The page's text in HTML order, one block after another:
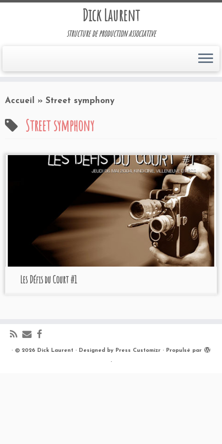
Dick Laurent
structure de production associative
Accueil » Street symphony
Street symphony
Programmation 2004au Kino-Ciné à Villeneuve
Les Défis du Court #1
· © 2026 Dick Laurent · Designed by Press Customizr · Propulsé par
·